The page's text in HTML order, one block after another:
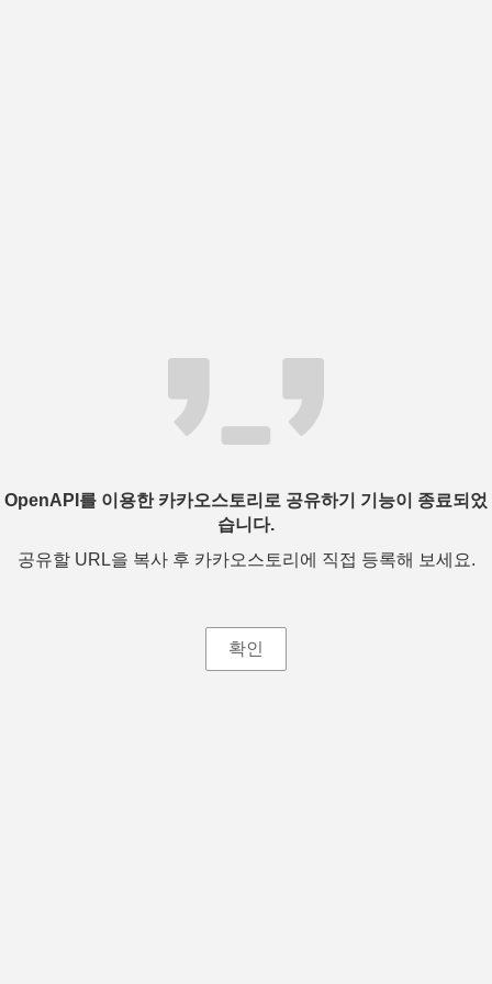
OpenAPI를 이용한 카카오스토리로 공유하기 기능이 종료되었
습니다.
공유할 URL을 복사 후 카카오스토리에 직접 등록해 보세요.
확인